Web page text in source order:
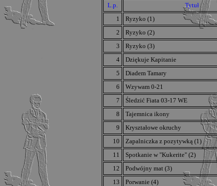
L.p.
Tytuł
1
Ryzyko (1)
2
Ryzyko (2)
3
Ryzyko (3)
4
Dziękuje Kapitanie
5
Diadem Tamary
6
Wzywam 0-21
7
Śledzić Fiata 03-17 WE
8
Tajemnica ikony
9
Kryształowe okruchy
10
Zapalniczka z pozytywką (1)
11
Spotkanie w "Kukerite" (2)
12
Podwójny mat (3)
13
Porwanie (4)